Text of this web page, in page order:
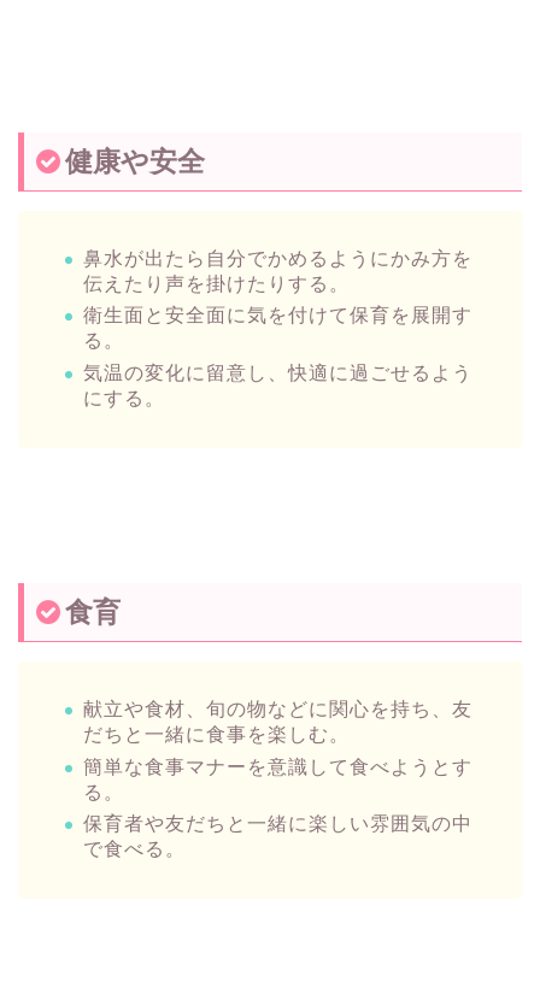
健康や安全
鼻水が出たら自分でかめるようにかみ方を
伝えたり声を掛けたりする。
衛生面と安全面に気を付けて保育を展開す
る。
気温の変化に留意し、快適に過ごせるよう
にする。
食育
献立や食材、旬の物などに関心を持ち、友
だちと一緒に食事を楽しむ。
簡単な食事マナーを意識して食べようとす
る。
保育者や友だちと一緒に楽しい雰囲気の中
で食べる。